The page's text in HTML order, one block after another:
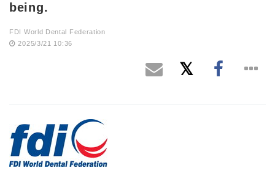
being.
FDI World Dental Federation
2025/3/21 10:36